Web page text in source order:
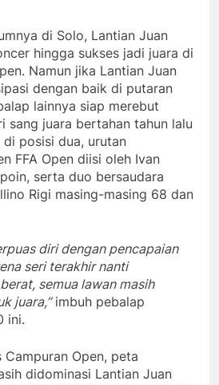
di Solo, Lantian Juan
hingga sukses jadi juara di
Namun jika Lantian Juan
dengan baik di putaran
lainnya siap merebut
sang juara bertahan tahun lalu
di posisi dua, urutan
FFA Open diisi oleh Ivan
serta duo bersaudara
Rigi masing-masing 68 dan
diri dengan pencapaian
seri terakhir nanti
semua lawan masih
juara,”imbuh pebalap
ini.
Open, peta
didominasi Lantian Juan